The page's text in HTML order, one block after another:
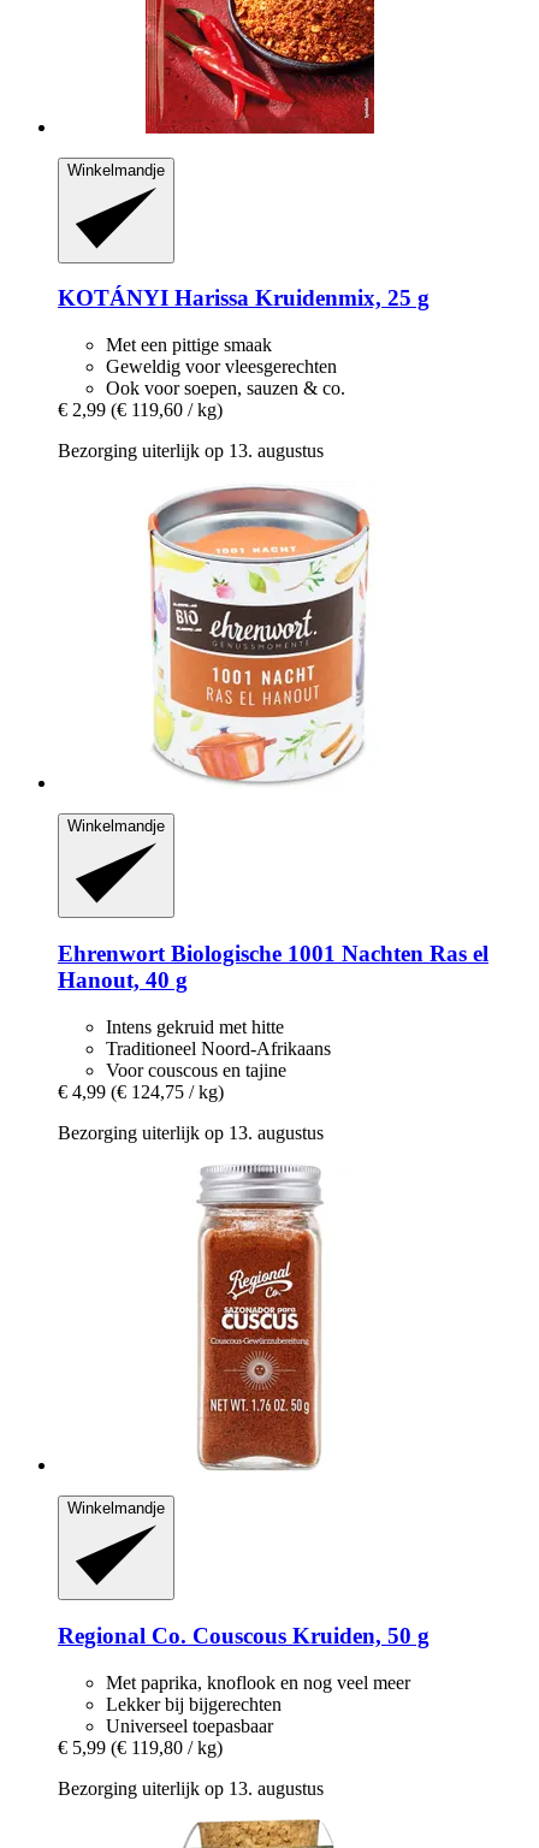
Winkelmandje
KOTÁNYI Harissa Kruidenmix, 25 g
Met een pittige smaak
Geweldig voor vleesgerechten
Ook voor soepen, sauzen & co.
€ 2,99 (€ 119,60 / kg)
Bezorging uiterlijk op 13. augustus
Winkelmandje
Ehrenwort Biologische 1001 Nachten Ras el
Hanout, 40 g
Intens gekruid met hitte
Traditioneel Noord-Afrikaans
Voor couscous en tajine
€ 4,99 (€ 124,75 / kg)
Bezorging uiterlijk op 13. augustus
Winkelmandje
Regional Co. Couscous Kruiden, 50 g
Met paprika, knoflook en nog veel meer
Lekker bij bijgerechten
Universeel toepasbaar
€ 5,99 (€ 119,80 / kg)
Bezorging uiterlijk op 13. augustus